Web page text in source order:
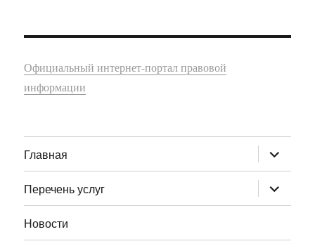
Официальный интернет-портал правовой
информации
Главная раскрыть
дочернее
меню
Перечень услуг
раскрыть
дочернее
меню
Новости